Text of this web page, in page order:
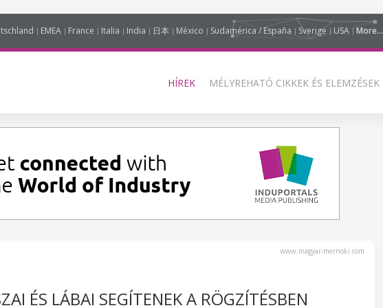
EMEA France Italia India 日本 México Sudamérica / España Sverige USA More...
HÍREK MÉLYREHATÓ CIKKEK ÉS ELEMZÉSEK
www.magyar-mernoki.com
ÉS LÁBAI SEGÍTENEK A RÖGZÍTÉSBEN